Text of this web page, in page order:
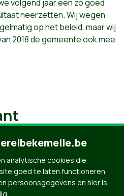
volgend jaar een zo goed
neerzetten. Wij wegen
op het beleid, maar wij
2018 de gemeente ook mee
analytische cookies die
goed te laten functioneren.
persoonsgegevens en hier is